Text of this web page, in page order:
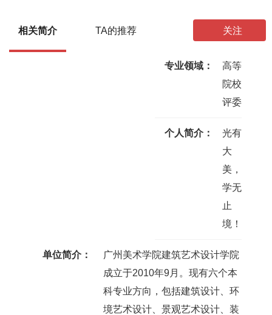
相关简介 TA的推荐 关注
专业领域：
高等
院校
评委
个人简介：
光有
大
美，
学无
止
境！
单位简介：
广州美术学院建筑艺术设计学院
成立于2010年9月。现有六个本
科专业方向，包括建筑设计、环
境艺术设计、景观艺术设计、装